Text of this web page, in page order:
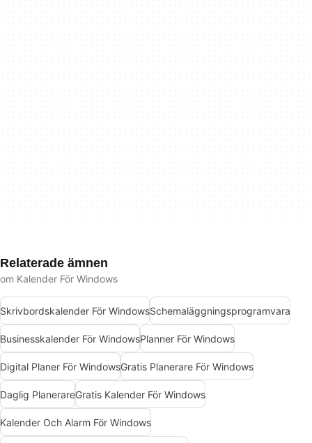
Relaterade ämnen
om Kalender För Windows
Skrivbordskalender För WindowsSchemaläggningsprogramvara
Businesskalender För WindowsPlanner För Windows
Digital Planer För WindowsGratis Planerare För Windows
Daglig PlanerareGratis Kalender För Windows
Kalender Och Alarm För Windows